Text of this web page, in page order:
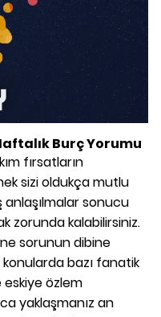
Burç Yorumu
fırsatların
sizi oldukça mutlu
anlaşılmalar sonucu
zorunda kalabilirsiniz.
sorunun dibine
bazı fanatik
özlem
yaklaşmanız an